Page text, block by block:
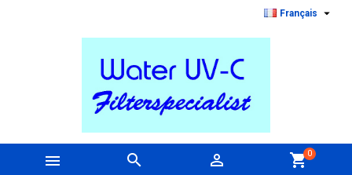
Français 
   shopping_cart0